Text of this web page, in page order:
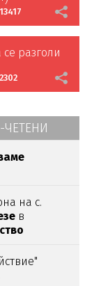
13417
разголи
2302
ЧЕТЕНИ
на с.
в